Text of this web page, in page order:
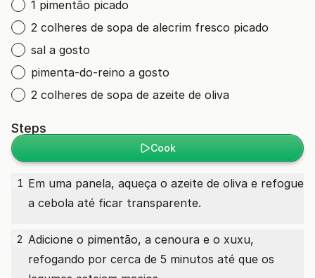
1 pimentão picado
2 colheres de sopa de alecrim fresco picado
sal a gosto
pimenta-do-reino a gosto
2 colheres de sopa de azeite de oliva
Steps
Cook
1 Em uma panela, aqueça o azeite de oliva e refogue
a cebola até ficar transparente.
2 Adicione o pimentão, a cenoura e o xuxu,
refogando por cerca de 5 minutos até que os